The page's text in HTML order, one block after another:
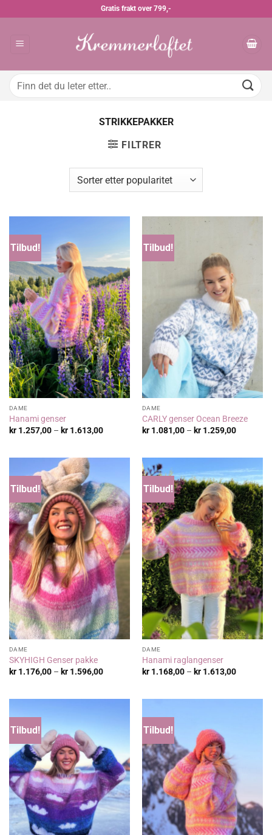
Gratis frakt over 799,-
Søk
STRIKKEPAKKER
FILTRER
Tilbud!
DAME
Hanami genser
kr1.257,00 – kr1.613,00Prisområde:
Tilbud!
DAME
CARLY genser Ocean Breeze
kr1.081,00 – kr1.259,00
Tilbud!
DAME
SKYHIGH Genser pakke
kr1.176,00 – kr1.596,00Prisområde:
Tilbud!
DAME
Hanami raglangenser
kr1.168,00 – kr1.613,00
Tilbud! Tilbud!